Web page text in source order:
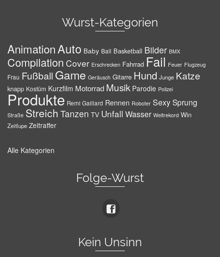
Wurst-Kategorien
AnimationAuto Baby Ball Basketball Bilder BMX
Compilation Cover Erschrecken Fahrrad Fail Feuer Flugzeug
Frau Fußball Game Geräusch Gitarre Hund Junge Katze
knapp Kostüm Kurzfilm Motorrad Musik Parodie Polizei
Produkte Remi Gaillard Rennen Roboter SexySprung
Straße Streich Tanzen TV Unfall Wasser Weltrekord Win
Zeitlupe Zeitraffer
Alle Kategorien
Folge-Wurst
Kein Unsinn